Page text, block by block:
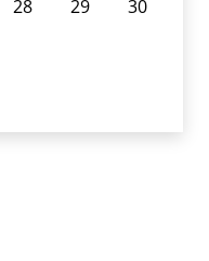
28 29
30